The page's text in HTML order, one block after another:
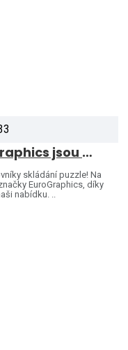
Oblíbené puzzle EuroGraphics jsou opět skladem – naši nabídku jsme rozšířili o další motivy!
skládání puzzle! Na
EuroGraphics, díky
nabídku. ..